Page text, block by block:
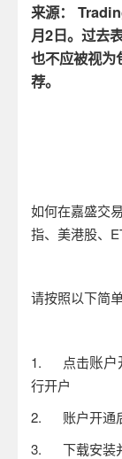
来源：
月2日。过去
也不应被视为
荐。
如何在嘉盛交
指、美港股、
请按照以下简
1. 点击账户
行开户
2. 账户开通
3. 下载安装